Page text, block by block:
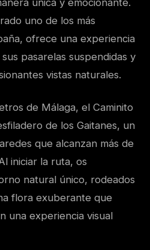
única y emocionante.
uno de los más
ofrece una experiencia
pasarelas suspendidas y
vistas naturales.
de Málaga, el Caminito
de los Gaitanes, un
que alcanzan más de
iniciar la ruta, os
natural único, rodeados
flora exuberante que
una experiencia visual